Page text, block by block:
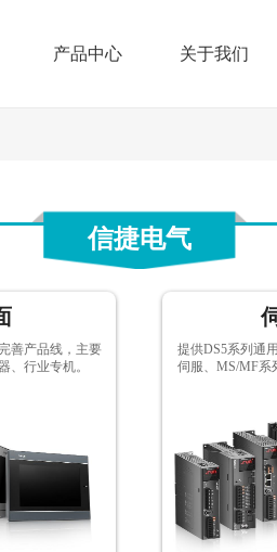
信捷电气
提供DS5系列通
伺服、MS/MF系
善产品线，主要
、行业专机。
产品中心 关于我们